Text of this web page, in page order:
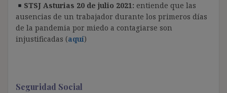
STSJ Asturias 20 de julio 2021: entiende que las
ausencias de un trabajador durante los primeros días
de la pandemia por miedo a contagiarse son
injustificadas (aquí)
Seguridad Social